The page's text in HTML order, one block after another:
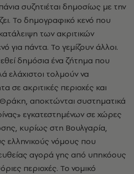
συζητιέται δημοσίως με την
Το δημογραφικό κενό που
των ακριτικών
για πάντα. Το γεμίζουν άλλοι.
δημόσια ένα ζήτημα που
ελάχιστοι τολμούν να
σε ακριτικές περιοχές και
Θράκη, αποκτώνται συστηματικά
εγκατεστημένων σε χώρες
κυρίως στη Βουλγαρία,
ελληνικούς νόμους που
αγορά γης από υπηκόους
περιοχές. Το νομικό